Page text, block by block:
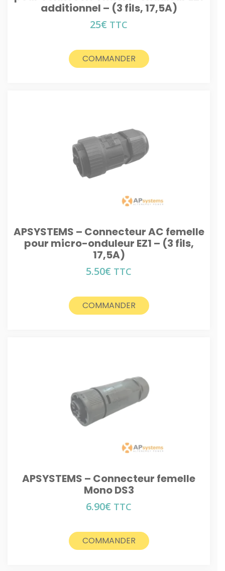
additionnel – (3 fils, 17,5A)
25€ TTC
COMMANDER
APSYSTEMS – Connecteur AC femelle
pour micro-onduleur EZ1 – (3 fils,
17,5A)
5.50€ TTC
COMMANDER
APSYSTEMS – Connecteur femelle
Mono DS3
6.90€ TTC
COMMANDER